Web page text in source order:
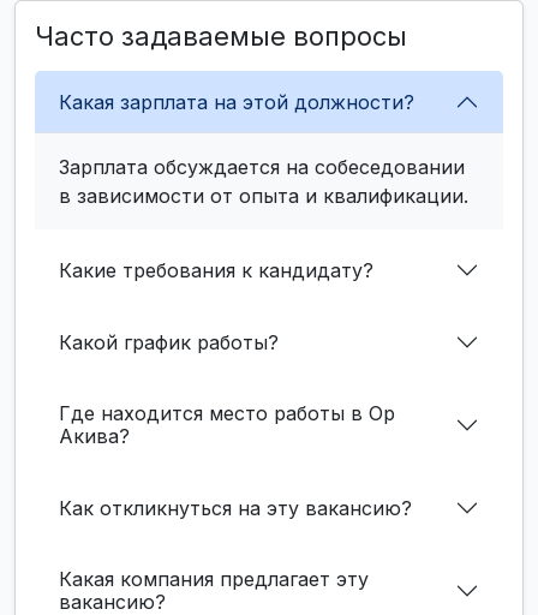
Часто задаваемые вопросы
Какая зарплата на этой должности?
Зарплата обсуждается на собеседовании
в зависимости от опыта и квалификации.
Какие требования к кандидату?
Какой график работы?
Где находится место работы в Ор
Акива?
Как откликнуться на эту вакансию?
Какая компания предлагает эту
вакансию?